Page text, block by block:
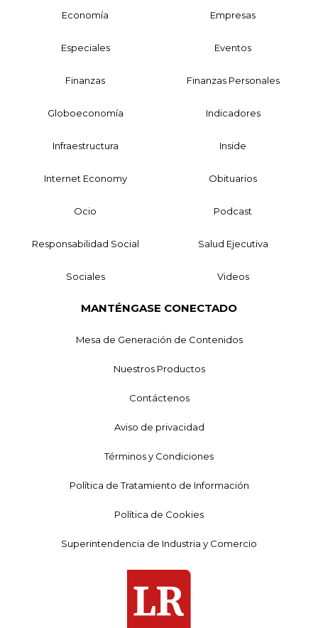
Economía Empresas
Especiales Eventos
Finanzas Finanzas Personales
Globoeconomía Indicadores
Infraestructura Inside
Internet Economy Obituarios
Ocio Podcast
Responsabilidad Social Salud Ejecutiva
Sociales Videos
MANTÉNGASE CONECTADO
Mesa de Generación de Contenidos
Nuestros Productos
Contáctenos
Aviso de privacidad
Términos y Condiciones
Política de Tratamiento de Información
Política de Cookies
Superintendencia de Industria y Comercio